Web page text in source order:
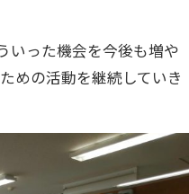
いった機会を今後も増や
めの活動を継続していき